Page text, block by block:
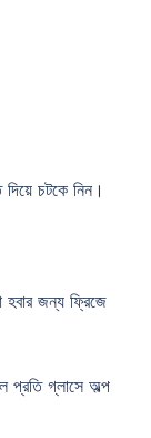
চটকে নিন।
হবার জন্য ফ্রিজে
প্রতি গ্লাসে অল্প